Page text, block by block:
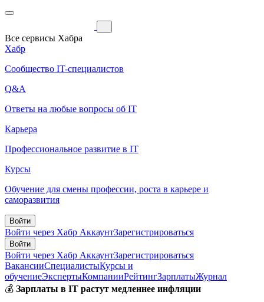
Все сервисы Хабра
Хабр
Сообщество IT-специалистов
Q&A
Ответы на любые вопросы об IT
Карьера
Профессиональное развитие в IT
Курсы
Обучение для смены профессии, роста в карьере и
саморазвития
Войти
Войти через Хабр АккаунтЗарегистрироваться
Войти
Войти через Хабр АккаунтЗарегистрироваться
ВакансииСпециалистыКурсы и
обучениеЭкспертыКомпанииРейтингЗарплатыЖурнал
💰 Зарплаты в IT растут медленнее инфляции